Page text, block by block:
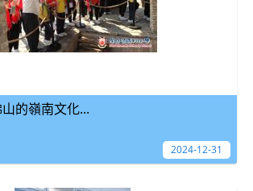
的嶺南文化...
2024-12-31